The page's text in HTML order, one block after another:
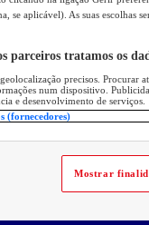
se aplicável). As suas escolhas
parceiros tratamos os
precisos. Procurar
num dispositivo.
e desenvolvimento de serviços.
(fornecedores)
Mostrar